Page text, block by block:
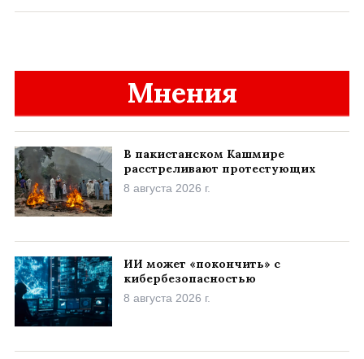
Мнения
В пакистанском Кашмире
расстреливают протестующих
8 августа 2026 г.
ИИ может «покончить» с
кибербезопасностью
8 августа 2026 г.